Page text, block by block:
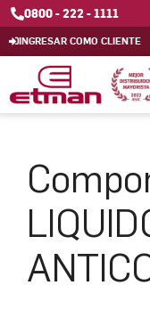
0800 - 222 - 1111
INGRESAR COMO CLIENTE